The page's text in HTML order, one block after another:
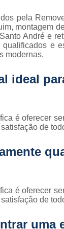
pela
montagem
André e
e
modernas.
ideal
é oferecer
de
é oferecer
de
uma